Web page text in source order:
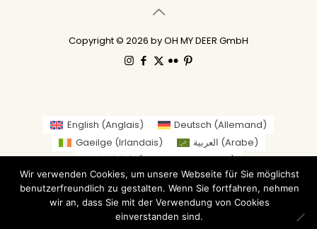
Copyright © 2026 by OH MY DEER GmbH
English (Anglais) Deutsch (Allemand)
Gaeilge (Irlandais) العربية (Arabe)
繁體中文(Chinois traditionnel)
Nederlands(Néerlandais) Suomi(Finnois)
Français
Italiano(Italien) 日本語( Japonais)
Norvégien Bokmål)
Wir verwenden Cookies, um unsere Webseite für Sie möglichst
benutzerfreundlich zu gestalten. Wenn Sie fortfahren, nehmen
wir an, dass Sie mit der Verwendung von Cookies
einverstanden sind.